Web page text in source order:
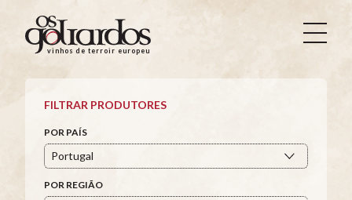
Os
Goliardos
Vinhos
Terroir
Europeus
vinhos de terroir europeus
FILTRAR PRODUTORES
POR PAÍS
POR REGIÃO